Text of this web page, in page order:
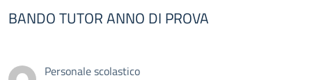
BANDO TUTOR ANNO DI PROVA
Personale scolastico